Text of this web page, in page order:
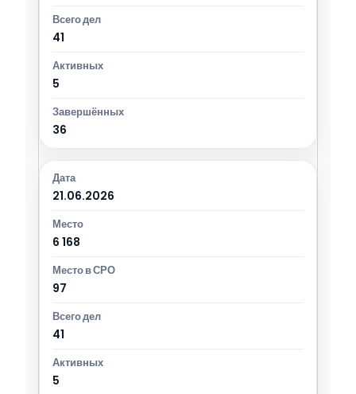
41
5
36
21.06.2026
6 168
97
41
5